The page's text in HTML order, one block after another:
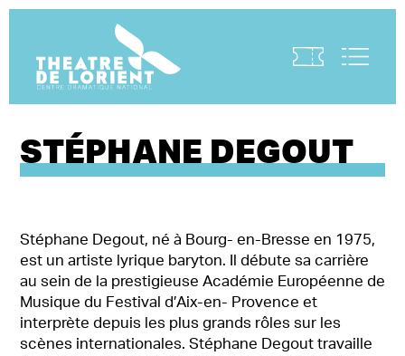
Visite virtuelle
STÉPHANE DEGOUT
Stéphane Degout, né à Bourg- en-Bresse en 1975,
est un artiste lyrique baryton. Il débute sa carrière
au sein de la prestigieuse Académie Européenne de
Musique du Festival d’Aix-en- Provence et
interprète depuis les plus grands rôles sur les
scènes internationales. Stéphane Degout travaille